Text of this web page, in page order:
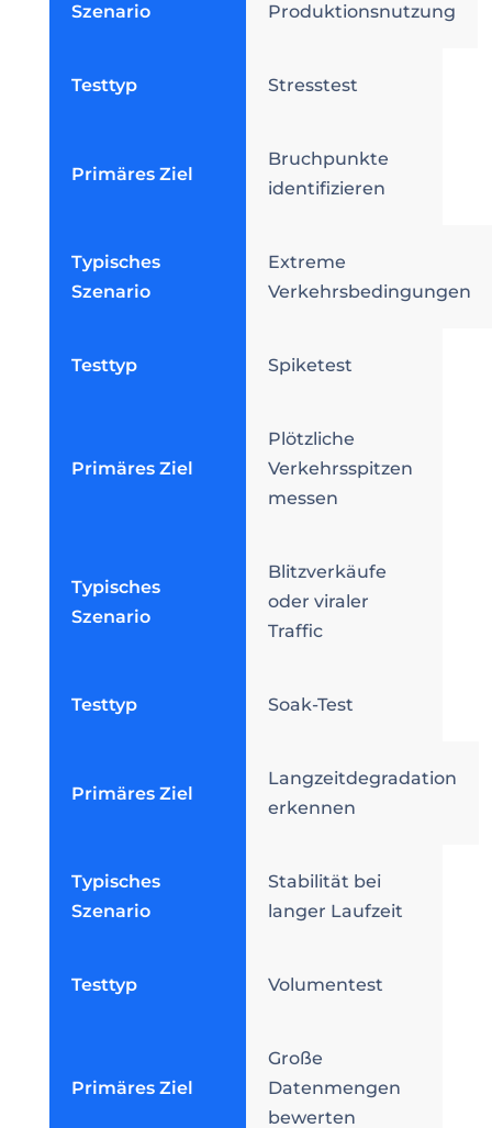
Szenario
Produktionsnutzung
Testtyp Stresstest
Primäres Ziel
Bruchpunkte
identifizieren
Typisches
Szenario
Extreme
Verkehrsbedingungen
Testtyp Spiketest
Primäres Ziel
Plötzliche
Verkehrsspitzen
messen
Typisches
Szenario
Blitzverkäufe
oder viraler
Traffic
Testtyp Soak-Test
Primäres Ziel
Langzeitdegradation
erkennen
Typisches
Szenario
Stabilität bei
langer Laufzeit
Testtyp Volumentest
Primäres Ziel
Große
Datenmengen
bewerten